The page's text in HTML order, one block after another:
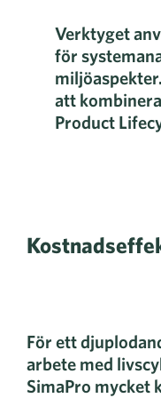
Verktyget
för
att
Product
För ett
arbete med
SimaPro mycket